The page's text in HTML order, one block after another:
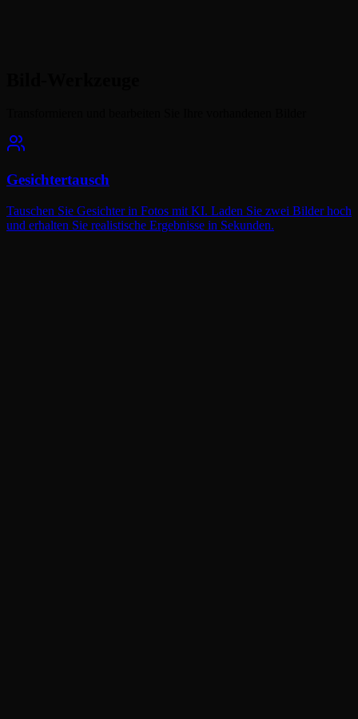
Gesichtertausch
Tauschen Sie Gesichter in Fotos mit KI. Laden Sie zwei Bilder hoch
und erhalten Sie realistische Ergebnisse in Sekunden.